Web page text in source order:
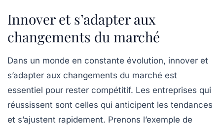
Innover et s’adapter aux
changements du marché
Dans un monde en constante évolution, innover et
s’adapter aux changements du marché est
essentiel pour rester compétitif. Les entreprises qui
réussissent sont celles qui anticipent les tendances
et s’ajustent rapidement. Prenons l’exemple de